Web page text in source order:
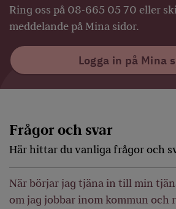
Ring oss på 08-665 05 70 eller
meddelande på Mina sidor.
Logga in på Mina
Frågor och svar
Här hittar du vanliga frågor och
När börjar jag tjäna in till min
om jag jobbar inom kommun och